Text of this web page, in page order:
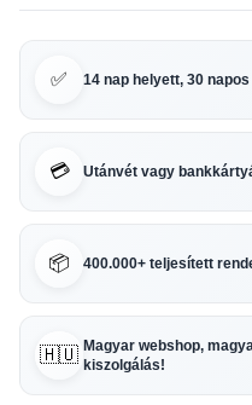
✅ 14 nap helyett, 30
💳 Utánvét vagy
📦 400.000+ teljesített
🇭🇺 Magyar webshop,
kiszolgálás!